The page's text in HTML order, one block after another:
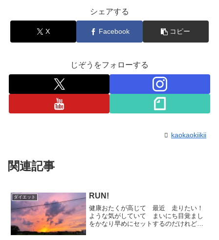
シェアする
X Facebook コピー
じぞうをフォローする
kaokaokiikii
関連記事
ダイエット RUN!
健康おたくが高じて 最近 走りたい！
ような気がしていて まいにち目覚まし
をかなり早めにセットするのだけれど